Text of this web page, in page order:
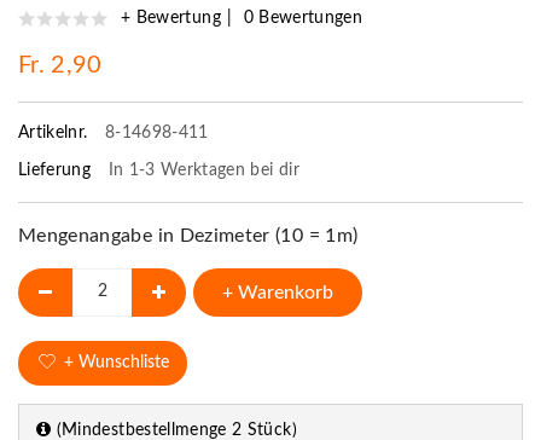
+ Bewertung 0 Bewertungen
Fr. 2,90
Artikelnr. 8-14698-411
Lieferung In 1-3 Werktagen bei dir
Mengenangabe in Dezimeter (10 = 1m)
+ Warenkorb
+ Wunschliste
(Mindestbestellmenge 2 Stück)